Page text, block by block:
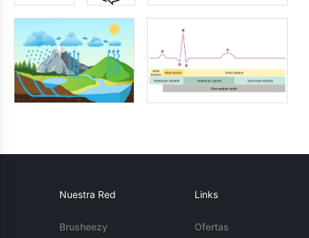
Nuestra Red
Brusheezy
Links
Ofertas